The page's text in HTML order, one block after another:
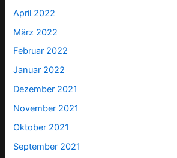
April 2022
März 2022
Februar 2022
Januar 2022
Dezember 2021
November 2021
Oktober 2021
September 2021